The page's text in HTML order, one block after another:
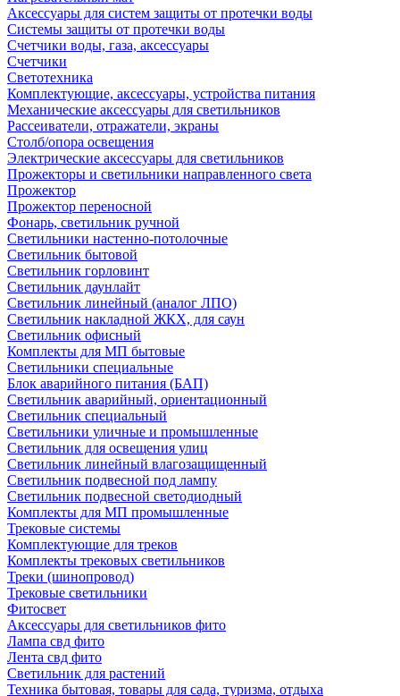
Аксессуары для систем защиты от протечки воды
Системы защиты от протечки воды
Счетчики воды, газа, аксессуары
Счетчики
Светотехника
Комплектующие, аксессуары, устройства питания
Механические аксессуары для светильников
Рассеиватели, отражатели, экраны
Столб/опора освещения
Электрические аксессуары для светильников
Прожекторы и светильники направленного света
Прожектор
Прожектор переносной
Фонарь, светильник ручной
Светильники настенно-потолочные
Светильник бытовой
Светильник горловинт
Светильник даунлайт
Светильник линейный (аналог ЛПО)
Светильник накладной ЖКХ, для саун
Светильник офисный
Комплекты для МП бытовые
Светильники специальные
Блок аварийного питания (БАП)
Светильник аварийный, ориентационный
Светильник специальный
Светильники уличные и промышленные
Светильник для освещения улиц
Светильник линейный влагозащищенный
Светильник подвесной под лампу
Светильник подвесной светодиодный
Комплекты для МП промышленные
Трековые системы
Комплектующие для треков
Комплекты трековых светильников
Треки (шинопровод)
Трековые светильники
Фитосвет
Аксессуары для светильников фито
Лампа свд фито
Лента свд фито
Светильник для растений
Техника бытовая, товары для сада, туризма, отдыха